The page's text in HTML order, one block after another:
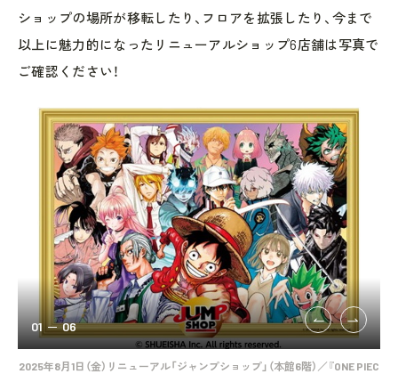
ショップの場所が移転したり、フロアを拡張したり、今まで
以上に魅力的になったリニューアルショップ6店舗は写真で
ご確認ください！
2025年8月1日（金）リニューアル「ジャンプショップ」（本館6階）／『ONE PIEC
01 06